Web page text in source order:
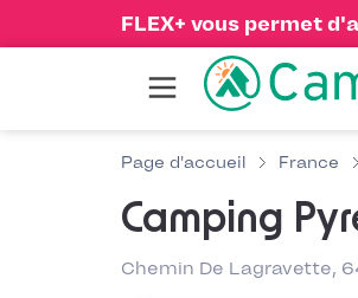
FLEX+ vous permet
Page d'accueil France
Camping
Chemin De Lagravette,